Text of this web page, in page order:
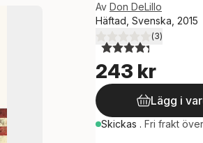
Av Don DeLillo
Häftad, Svenska, 2015
4,3utav 5 stjärnor.
(3)
243 kr
Lägg i
Skickas . Fri frakt